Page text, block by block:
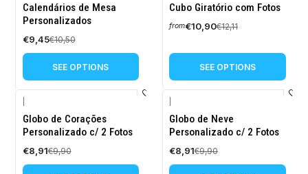
-10%
OFF
Calendários de Mesa
Personalizados
€9,45€10,50
SEE OPTIONS
-10%
OFF
Cubo Giratório com Fotos
from€10,90€12,11
SEE OPTIONS
-10%
OFF
Globo de Corações
Personalizado c/ 2 Fotos
€8,91€9,90
-10%
OFF
Globo de Neve
Personalizado c/ 2 Fotos
€8,91€9,90